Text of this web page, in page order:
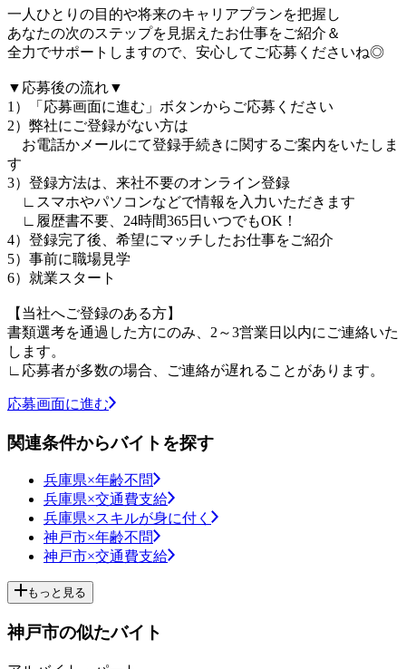
一人ひとりの目的や将来のキャリアプランを把握し
あなたの次のステップを見据えたお仕事をご紹介＆
全力でサポートしますので、安心してご応募くださいね◎
▼応募後の流れ▼
1）「応募画面に進む」ボタンからご応募ください
2）弊社にご登録がない方は
お電話かメールにて登録手続きに関するご案内をいたしま
す
3）登録方法は、来社不要のオンライン登録
∟スマホやパソコンなどで情報を入力いただきます
∟履歴書不要、24時間365日いつでもOK！
4）登録完了後、希望にマッチしたお仕事をご紹介
5）事前に職場見学
6）就業スタート
【当社へご登録のある方】
書類選考を通過した方にのみ、2～3営業日以内にご連絡いた
します。
∟応募者が多数の場合、ご連絡が遅れることがあります。
応募画面に進む
関連条件からバイトを探す
兵庫県×年齢不問
兵庫県×交通費支給
兵庫県×スキルが身に付く
神戸市×年齢不問
神戸市×交通費支給
もっと見る
神戸市の似たバイト